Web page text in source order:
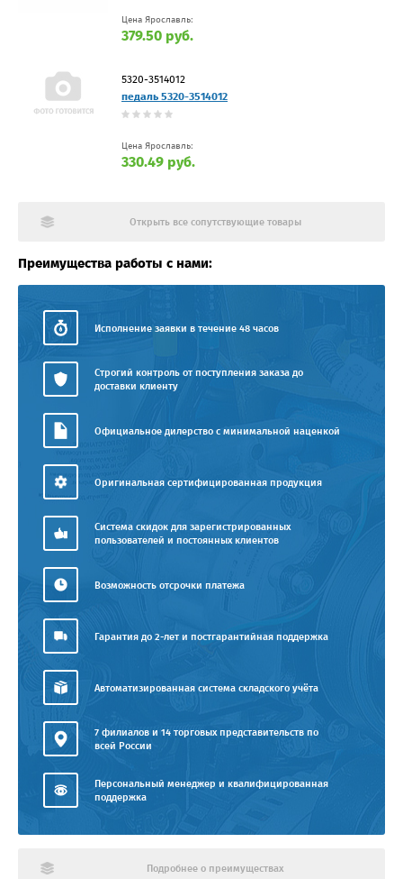
Цена Ярославль:
379.50 руб.
5320-3514012
педаль 5320-3514012
Цена Ярославль:
330.49 руб.
Открыть все сопутствующие товары
Преимущества работы с нами:
Исполнение заявки в течение 48 часов
Строгий контроль от поступления заказа до
доставки клиенту
Официальное дилерство с минимальной наценкой
Оригинальная сертифицированная продукция
Система скидок для зарегистрированных
пользователей и постоянных клиентов
Возможность отсрочки платежа
Гарантия до 2-лет и постгарантийная поддержка
Автоматизированная система складского учёта
7 филиалов и 14 торговых представительств по
всей России
Персональный менеджер и квалифицированная
поддержка
Подробнее о преимуществах